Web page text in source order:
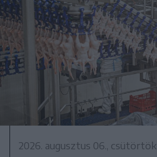
2026. augusztus 06., csütörtök